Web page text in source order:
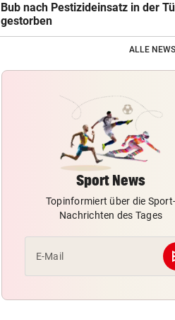
Bub nach Pestizideinsatz in der
gestorben
ALLE
Sport News
Topinformiert über die Sport-
Nachrichten des Tages
E-Mail